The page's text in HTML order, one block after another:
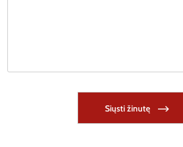
Siųsti žinutę